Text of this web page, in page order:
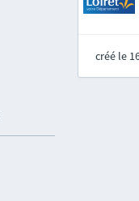
créé le